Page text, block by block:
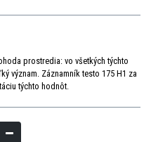
prostredia: vo všetkých týchto
význam. Záznamník testo 175 H1 za
týchto hodnôt.